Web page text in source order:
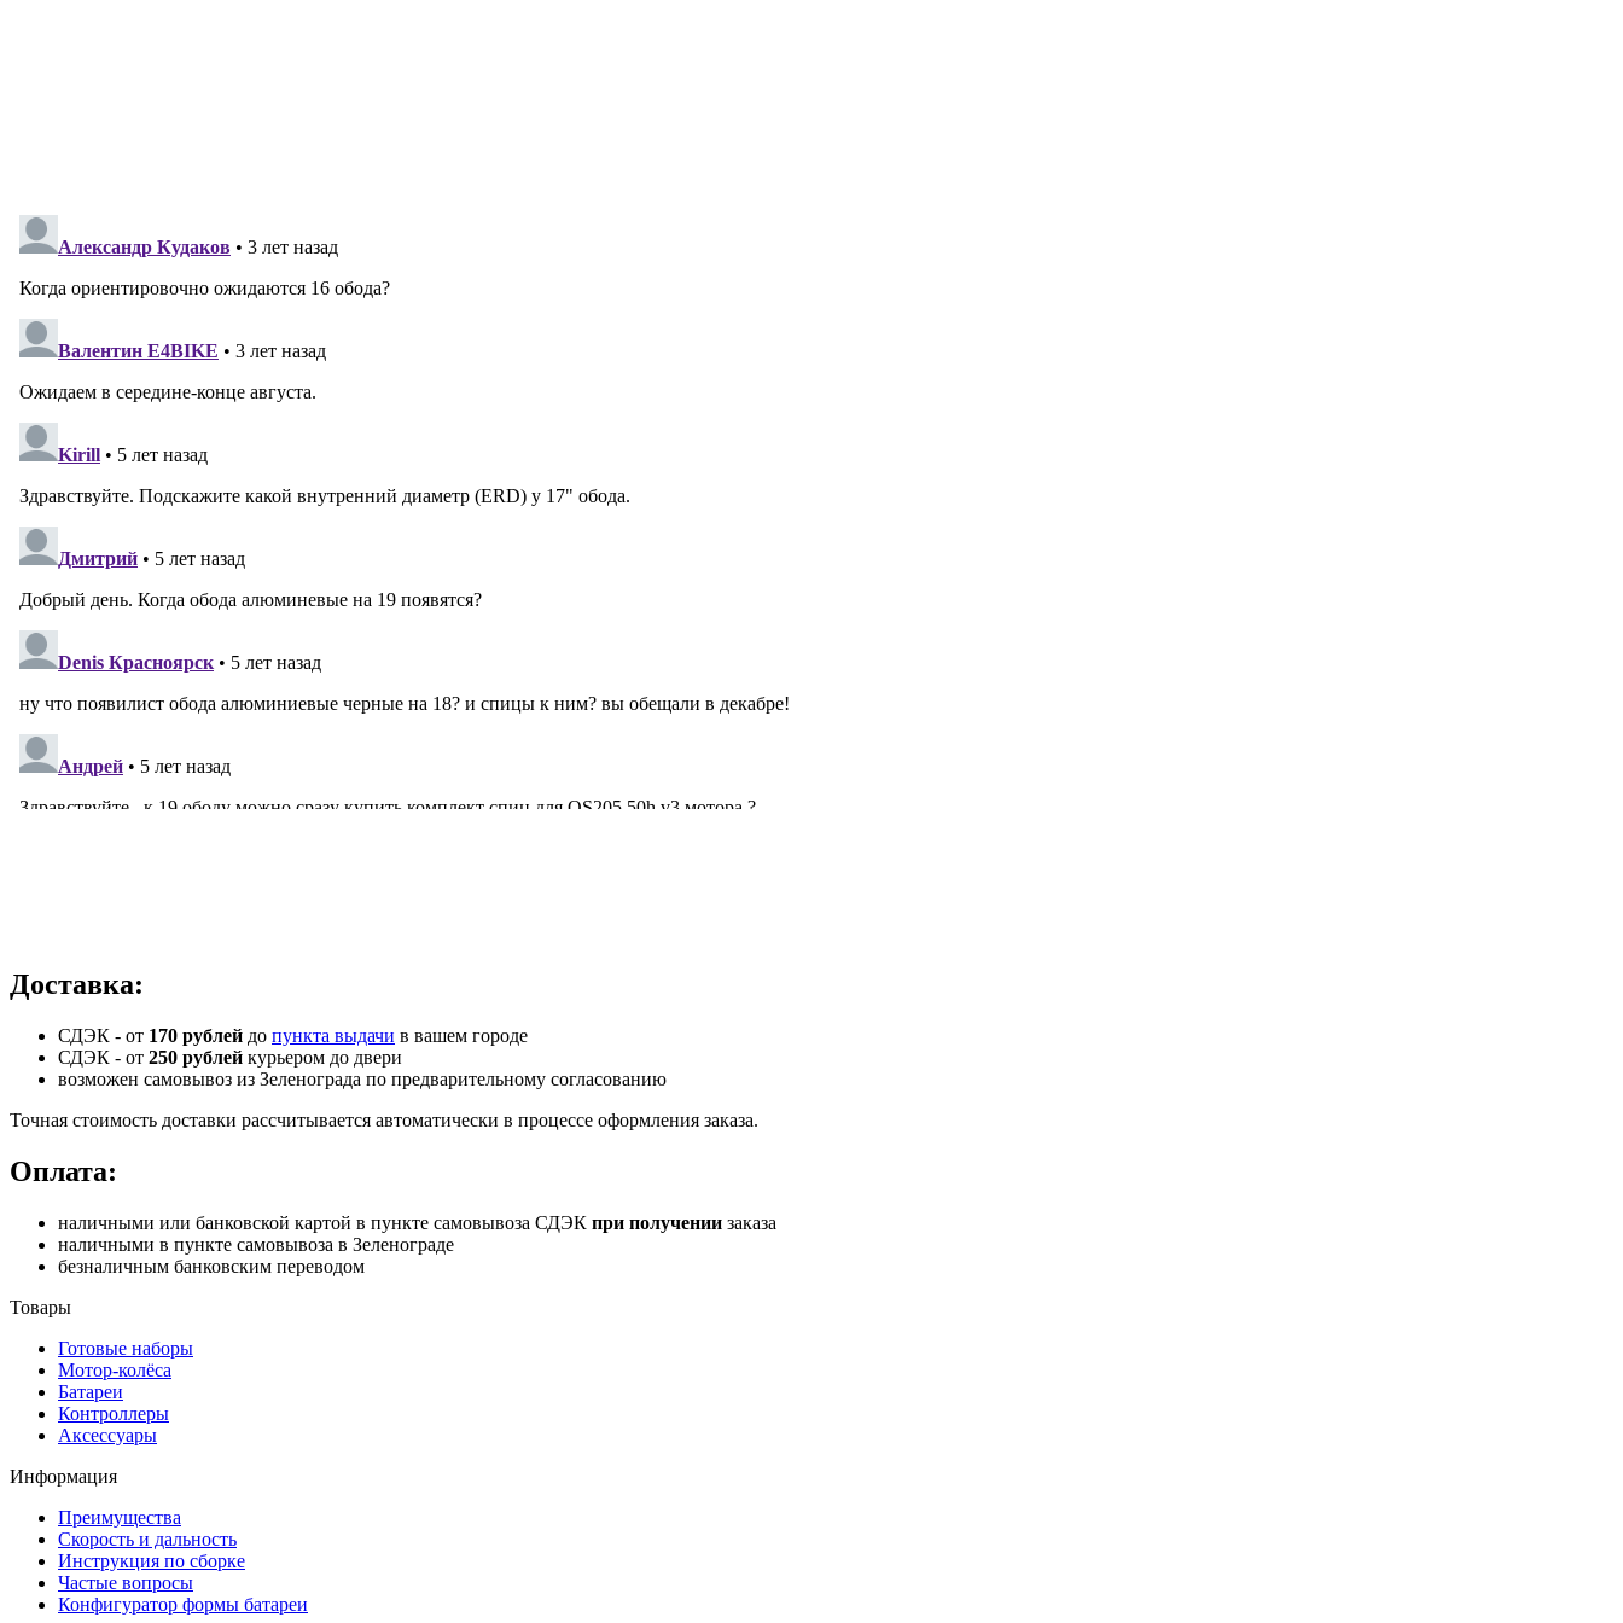
Доставка:
СДЭК - от 170 рублей до пункта выдачи в вашем городе
СДЭК - от 250 рублей курьером до двери
возможен самовывоз из Зеленограда по предварительному согласованию
Точная стоимость доставки рассчитывается автоматически в процессе оформления заказа.
Оплата:
наличными или банковской картой в пункте самовывоза СДЭК при получении заказа
наличными в пункте самовывоза в Зеленограде
безналичным банковским переводом
Товары
Готовые наборы
Мотор-колёса
Батареи
Контроллеры
Аксессуары
Информация
Преимущества
Скорость и дальность
Инструкция по сборке
Частые вопросы
Конфигуратор формы батареи